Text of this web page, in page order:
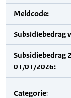
Meldcode:
Subsidiebedrag
Subsidiebedrag
01/01/2026:
Categorie: